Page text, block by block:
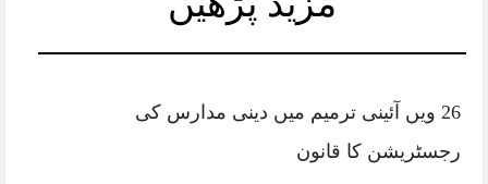
26 ویں آئینی ترمیم میں دینی مدارس کی
رجسٹریشن کا قانون